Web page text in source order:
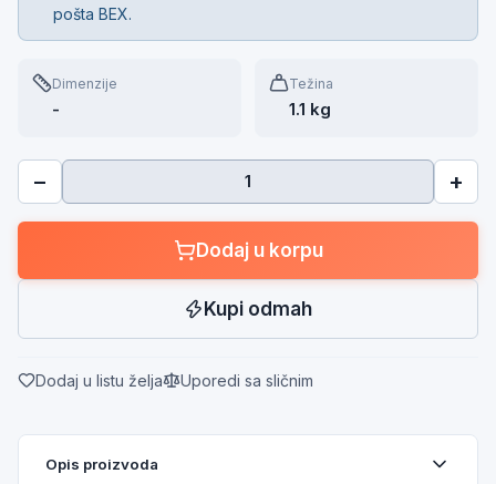
pošta BEX.
Dimenzije
-
Težina
1.1 kg
− +
Dodaj u korpu
Kupi odmah
Dodaj u listu želja Uporedi sa sličnim
Opis proizvoda